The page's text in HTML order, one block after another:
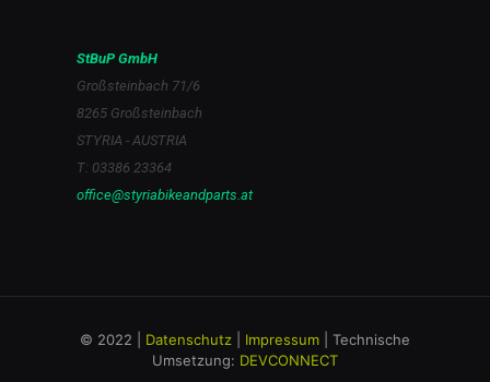
StBuP GmbH
Großsteinbach 71/6
8265 Großsteinbach
STYRIA - AUSTRIA
T: 03386 23364
office@styriabikeandparts.at
© 2022 | Datenschutz Impressum | Technische
Umsetzung: DEVCONNECT